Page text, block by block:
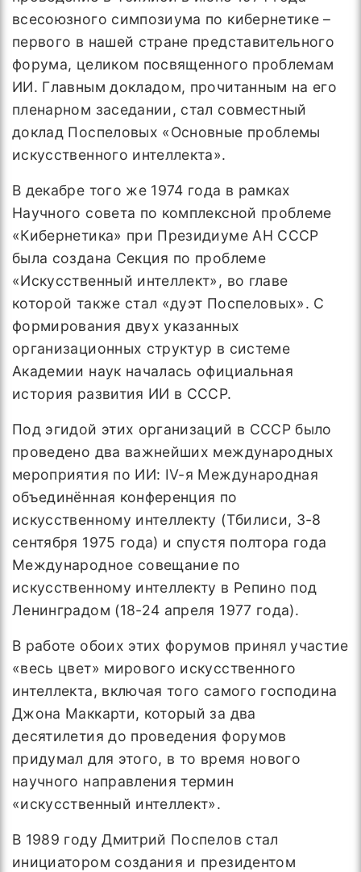
всесоюзного симпозиума по кибернетике –
первого в нашей стране представительного
форума, целиком посвященного проблемам
ИИ. Главным докладом, прочитанным на его
пленарном заседании, стал совместный
доклад Поспеловых «Основные проблемы
искусственного интеллекта».
В декабре того же 1974 года в рамках
Научного совета по комплексной проблеме
«Кибернетика» при Президиуме АН СССР
была создана Секция по проблеме
«Искусственный интеллект», во главе
которой также стал «дуэт Поспеловых». С
формирования двух указанных
организационных структур в системе
Академии наук началась официальная
история развития ИИ в СССР.
Под эгидой этих организаций в СССР было
проведено два важнейших международных
мероприятия по ИИ: IV-я Международная
объединённая конференция по
искусственному интеллекту (Тбилиси, 3-8
сентября 1975 года) и спустя полтора года
Международное совещание по
искусственному интеллекту в Репино под
Ленинградом (18-24 апреля 1977 года).
В работе обоих этих форумов принял участие
«весь цвет» мирового искусственного
интеллекта, включая того самого господина
Джона Маккарти, который за два
десятилетия до проведения форумов
придумал для этого, в то время нового
научного направления термин
«искусственный интеллект».
В 1989 году Дмитрий Поспелов стал
инициатором создания и президентом